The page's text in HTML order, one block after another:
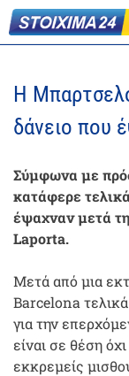
Η
δάνειο που
Σύμφωνα με
κατάφερε
έψαχναν μετά
Laporta.
Μετά από μια
Barcelona
για την
είναι σε θέση
εκκρεμείς